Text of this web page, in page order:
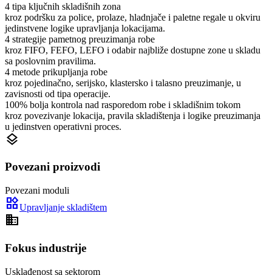
4 tipa ključnih skladišnih zona
kroz podršku za police, prolaze, hladnjače i paletne regale u okviru
jedinstvene logike upravljanja lokacijama.
4 strategije pametnog preuzimanja robe
kroz FIFO, FEFO, LEFO i odabir najbliže dostupne zone u skladu
sa poslovnim pravilima.
4 metode prikupljanja robe
kroz pojedinačno, serijsko, klastersko i talasno preuzimanje, u
zavisnosti od tipa operacije.
100% bolja kontrola nad rasporedom robe i skladišnim tokom
kroz povezivanje lokacija, pravila skladištenja i logike preuzimanja
u jedinstven operativni proces.
layers
Povezani proizvodi
Povezani moduli
widgetsUpravljanje skladištem
domain
Fokus industrije
Usklađenost sa sektorom